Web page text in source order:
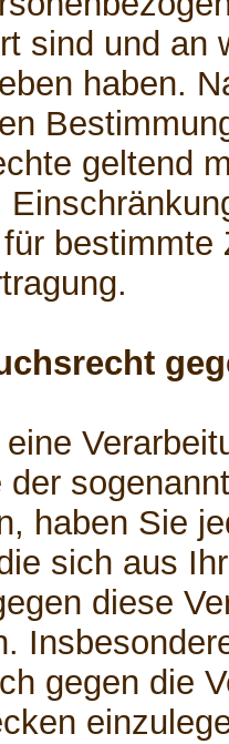
sind und an
haben.
geltend
bestimmte
der
haben Sie
sich aus
diese
gegen die